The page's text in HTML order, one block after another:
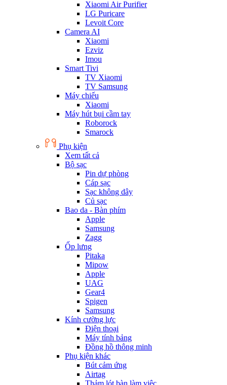
Xiaomi Air Purifier
LG Puricare
Levoit Core
Camera AI
Xiaomi
Ezviz
Imou
Smart Tivi
TV Xiaomi
TV Samsung
Máy chiếu
Xiaomi
Máy hút bụi cầm tay
Roborock
Smarock
Phụ kiện
Xem tất cả
Bộ sạc
Pin dự phòng
Cáp sạc
Sạc không dây
Củ sạc
Bao da - Bàn phím
Apple
Samsung
Zagg
Ốp lưng
Pitaka
Mipow
Apple
UAG
Gear4
Spigen
Samsung
Kính cường lực
Điện thoại
Máy tính bảng
Đồng hồ thông minh
Phụ kiện khác
Bút cảm ứng
Airtag
Thảm lót bàn làm việc